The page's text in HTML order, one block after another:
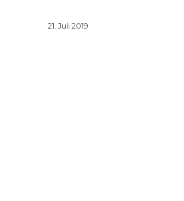
Veröffentlicht
21. Juli 2019